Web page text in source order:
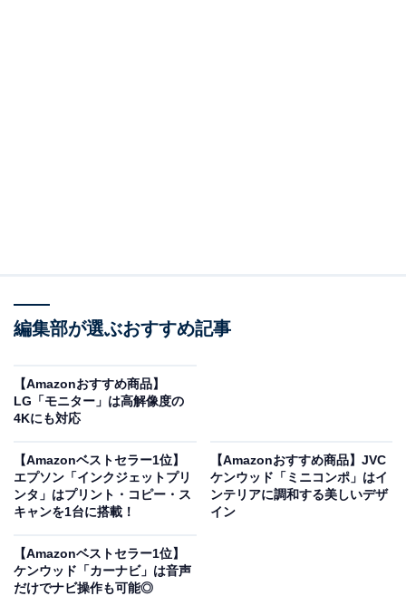
JBL「PARTYBOX ENCORE ESSENTIAL」は、Amazon
おすすめ商品に認定されているスピーカー。価格は記事
執筆時点で、税込み3万98円となっています。
この商品のおすすめポイントは？
「PartyBox」シリーズの中でも最も小型で持ち運びしや
で、キャンピングカーなどで旅行する際の使用にも最適
です。一方で出力は100Wなので、サイズを超えたダイ
編集部が選ぶおすすめ記事
【Amazonおすすめ商品】
LG「モニター」は高解像度の
4Kにも対応
【Amazonベストセラー1位】
エプソン「インクジェットプリ
ンタ」はプリント・コピー・ス
キャンを1台に搭載！
【Amazonおすすめ商品】JVC
ケンウッド「ミニコンポ」はイ
ンテリアに調和する美しいデザ
イン
【Amazonベストセラー1位】
ケンウッド「カーナビ」は音声
だけでナビ操作も可能◎